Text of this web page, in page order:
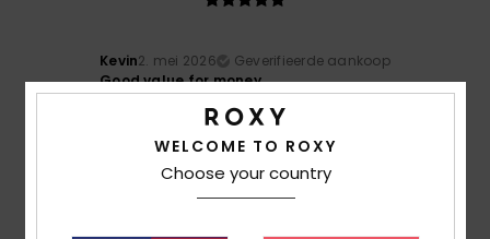
Kevin2. mei 2026
Geverifieerde aankoop
Good value for money
5/5
WELCOME TO ROXY
Choose your country